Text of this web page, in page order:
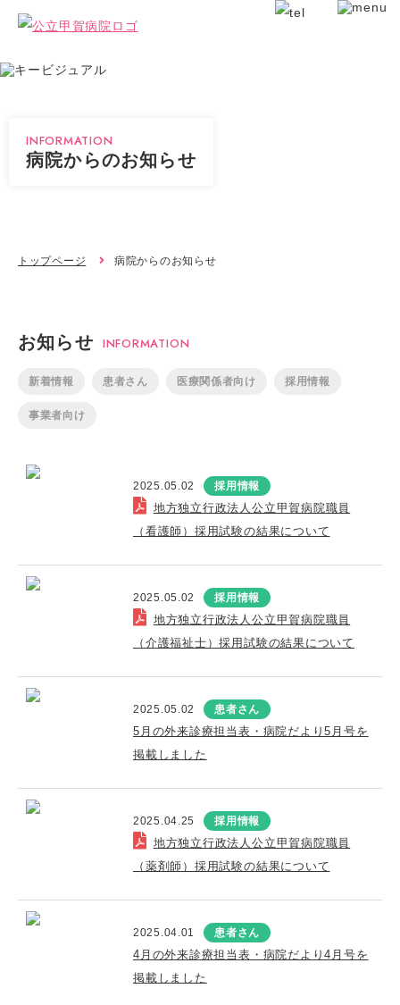
INFORMATION
病院からのお知らせ
トップページ 病院からのお知らせ
お知らせ INFORMATION
新着情報 患者さん 医療関係者向け 採用情報
事業者向け
2025.05.02 採用情報
地方独立行政法人公立甲賀病院職員
（看護師）採用試験の結果について
2025.05.02 採用情報
地方独立行政法人公立甲賀病院職員
（介護福祉士）採用試験の結果について
2025.05.02 患者さん
5月の外来診療担当表・病院だより5月号を
掲載しました
2025.04.25 採用情報
地方独立行政法人公立甲賀病院職員
（薬剤師）採用試験の結果について
2025.04.01 患者さん
4月の外来診療担当表・病院だより4月号を
掲載しました